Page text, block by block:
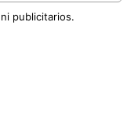
publicitarios.